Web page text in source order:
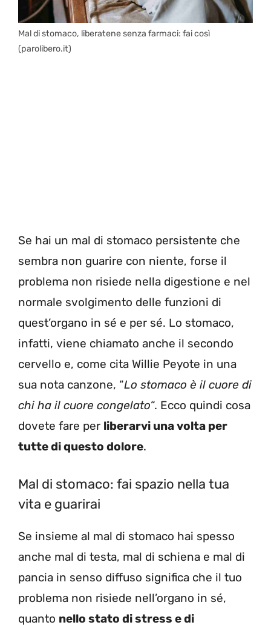
Mal di stomaco, liberatene senza farmaci: fai così
(parolibero.it)
Se hai un mal di stomaco persistente che
sembra non guarire con niente, forse il
problema non risiede nella digestione e nel
normale svolgimento delle funzioni di
quest’organo in sé e per sé. Lo stomaco,
infatti, viene chiamato anche il secondo
cervello e, come cita Willie Peyote in una
sua nota canzone, “Lo stomaco è il cuore di
chi ha il cuore congelato“. Ecco quindi cosa
dovete fare per liberarvi una volta per
tutte di questo dolore.
Mal di stomaco: fai spazio nella tua
vita e guarirai
Se insieme al mal di stomaco hai spesso
anche mal di testa, mal di schiena e mal di
pancia in senso diffuso significa che il tuo
problema non risiede nell’organo in sé,
quanto nello stato di stress e di